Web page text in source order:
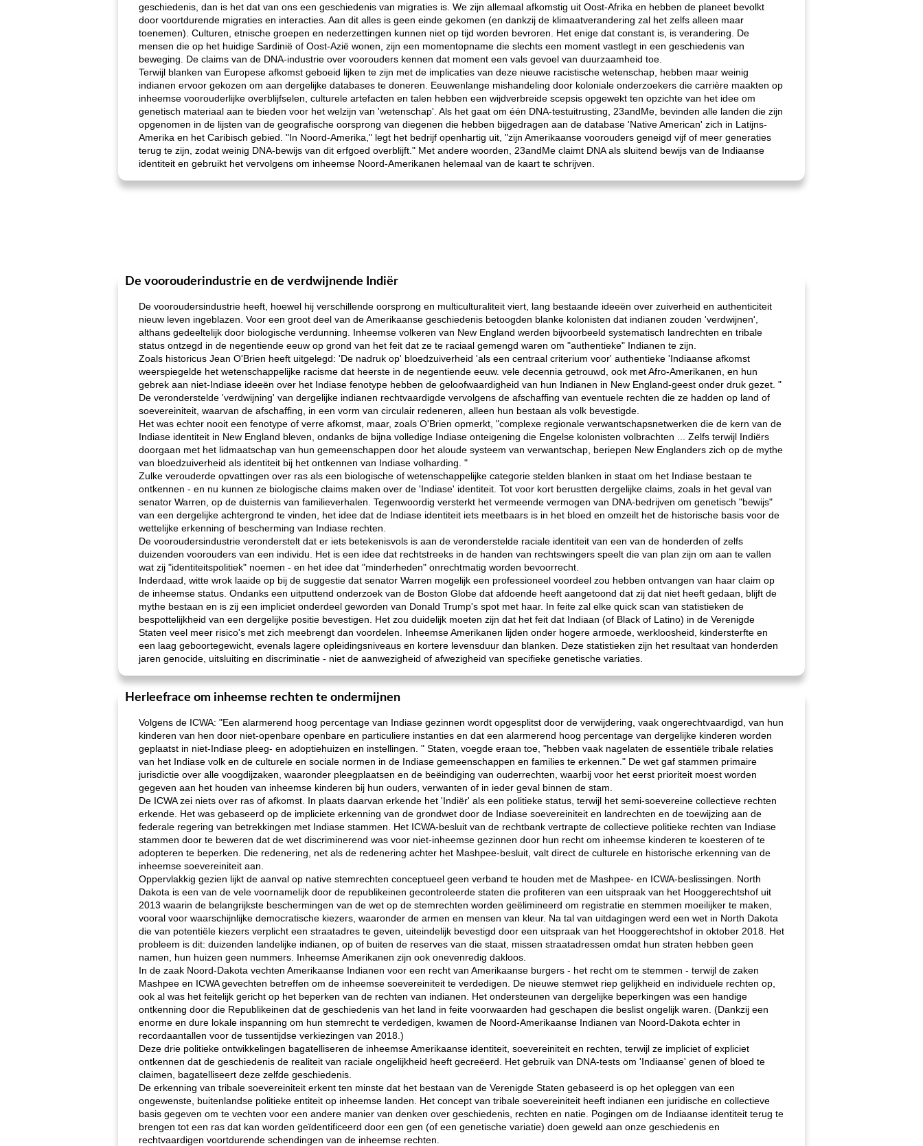
geschiedenis, dan is het dat van ons een geschiedenis van migraties is. We zijn allemaal afkomstig uit Oost-Afrika en hebben de planeet bevolkt
door voortdurende migraties en interacties. Aan dit alles is geen einde gekomen (en dankzij de klimaatverandering zal het zelfs alleen maar
toenemen). Culturen, etnische groepen en nederzettingen kunnen niet op tijd worden bevroren. Het enige dat constant is, is verandering. De
mensen die op het huidige Sardinië of Oost-Azië wonen, zijn een momentopname die slechts een moment vastlegt in een geschiedenis van
beweging. De claims van de DNA-industrie over voorouders kennen dat moment een vals gevoel van duurzaamheid toe.
Terwijl blanken van Europese afkomst geboeid lijken te zijn met de implicaties van deze nieuwe racistische wetenschap, hebben maar weinig
indianen ervoor gekozen om aan dergelijke databases te doneren. Eeuwenlange mishandeling door koloniale onderzoekers die carrière maakten op
inheemse voorouderlijke overblijfselen, culturele artefacten en talen hebben een wijdverbreide scepsis opgewekt ten opzichte van het idee om
genetisch materiaal aan te bieden voor het welzijn van 'wetenschap'. Als het gaat om één DNA-testuitrusting, 23andMe, bevinden alle landen die zijn
opgenomen in de lijsten van de geografische oorsprong van diegenen die hebben bijgedragen aan de database 'Native American' zich in Latijns-
Amerika en het Caribisch gebied. "In Noord-Amerika," legt het bedrijf openhartig uit, "zijn Amerikaanse voorouders geneigd vijf of meer generaties
terug te zijn, zodat weinig DNA-bewijs van dit erfgoed overblijft." Met andere woorden, 23andMe claimt DNA als sluitend bewijs van de Indiaanse
identiteit en gebruikt het vervolgens om inheemse Noord-Amerikanen helemaal van de kaart te schrijven.
De voorouderindustrie en de verdwijnende Indiër
De vooroudersindustrie heeft, hoewel hij verschillende oorsprong en multiculturaliteit viert, lang bestaande ideeën over zuiverheid en authenticiteit
nieuw leven ingeblazen. Voor een groot deel van de Amerikaanse geschiedenis betoogden blanke kolonisten dat indianen zouden 'verdwijnen',
althans gedeeltelijk door biologische verdunning. Inheemse volkeren van New England werden bijvoorbeeld systematisch landrechten en tribale
status ontzegd in de negentiende eeuw op grond van het feit dat ze te raciaal gemengd waren om "authentieke" Indianen te zijn.
Zoals historicus Jean O'Brien heeft uitgelegd: 'De nadruk op' bloedzuiverheid 'als een centraal criterium voor' authentieke 'Indiaanse afkomst
weerspiegelde het wetenschappelijke racisme dat heerste in de negentiende eeuw. vele decennia getrouwd, ook met Afro-Amerikanen, en hun
gebrek aan niet-Indiase ideeën over het Indiase fenotype hebben de geloofwaardigheid van hun Indianen in New England-geest onder druk gezet. "
De veronderstelde 'verdwijning' van dergelijke indianen rechtvaardigde vervolgens de afschaffing van eventuele rechten die ze hadden op land of
soevereiniteit, waarvan de afschaffing, in een vorm van circulair redeneren, alleen hun bestaan ​​als volk bevestigde.
Het was echter nooit een fenotype of verre afkomst, maar, zoals O'Brien opmerkt, "complexe regionale verwantschapsnetwerken die de kern van de
Indiase identiteit in New England bleven, ondanks de bijna volledige Indiase onteigening die Engelse kolonisten volbrachten ... Zelfs terwijl Indiërs
doorgaan met het lidmaatschap van hun gemeenschappen door het aloude systeem van verwantschap, beriepen New Englanders zich op de mythe
van bloedzuiverheid als identiteit bij het ontkennen van Indiase volharding. "
Zulke verouderde opvattingen over ras als een biologische of wetenschappelijke categorie stelden blanken in staat om het Indiase bestaan ​​te
ontkennen - en nu kunnen ze biologische claims maken over de 'Indiase' identiteit. Tot voor kort berustten dergelijke claims, zoals in het geval van
senator Warren, op de duisternis van familieverhalen. Tegenwoordig versterkt het vermeende vermogen van DNA-bedrijven om genetisch "bewijs"
van een dergelijke achtergrond te vinden, het idee dat de Indiase identiteit iets meetbaars is in het bloed en omzeilt het de historische basis voor de
wettelijke erkenning of bescherming van Indiase rechten.
De vooroudersindustrie veronderstelt dat er iets betekenisvols is aan de veronderstelde raciale identiteit van een van de honderden of zelfs
duizenden voorouders van een individu. Het is een idee dat rechtstreeks in de handen van rechtswingers speelt die van plan zijn om aan te vallen
wat zij "identiteitspolitiek" noemen - en het idee dat "minderheden" onrechtmatig worden bevoorrecht.
Inderdaad, witte wrok laaide op bij de suggestie dat senator Warren mogelijk een professioneel voordeel zou hebben ontvangen van haar claim op
de inheemse status. Ondanks een uitputtend onderzoek van de Boston Globe dat afdoende heeft aangetoond dat zij dat niet heeft gedaan, blijft de
mythe bestaan ​​en is zij een impliciet onderdeel geworden van Donald Trump's spot met haar. In feite zal elke quick scan van statistieken de
bespottelijkheid van een dergelijke positie bevestigen. Het zou duidelijk moeten zijn dat het feit dat Indiaan (of Black of Latino) in de Verenigde
Staten veel meer risico's met zich meebrengt dan voordelen. Inheemse Amerikanen lijden onder hogere armoede, werkloosheid, kindersterfte en
een laag geboortegewicht, evenals lagere opleidingsniveaus en kortere levensduur dan blanken. Deze statistieken zijn het resultaat van honderden
jaren genocide, uitsluiting en discriminatie - niet de aanwezigheid of afwezigheid van specifieke genetische variaties.
Herleefrace om inheemse rechten te ondermijnen
Volgens de ICWA: "Een alarmerend hoog percentage van Indiase gezinnen wordt opgesplitst door de verwijdering, vaak ongerechtvaardigd, van hun
kinderen van hen door niet-openbare openbare en particuliere instanties en dat een alarmerend hoog percentage van dergelijke kinderen worden
geplaatst in niet-Indiase pleeg- en adoptiehuizen en instellingen. " Staten, voegde eraan toe, "hebben vaak nagelaten de essentiële tribale relaties
van het Indiase volk en de culturele en sociale normen in de Indiase gemeenschappen en families te erkennen." De wet gaf stammen primaire
jurisdictie over alle voogdijzaken, waaronder pleegplaatsen en de beëindiging van ouderrechten, waarbij voor het eerst prioriteit moest worden
gegeven aan het houden van inheemse kinderen bij hun ouders, verwanten of in ieder geval binnen de stam.
De ICWA zei niets over ras of afkomst. In plaats daarvan erkende het 'Indiër' als een politieke status, terwijl het semi-soevereine collectieve rechten
erkende. Het was gebaseerd op de impliciete erkenning van de grondwet door de Indiase soevereiniteit en landrechten en de toewijzing aan de
federale regering van betrekkingen met Indiase stammen. Het ICWA-besluit van de rechtbank vertrapte de collectieve politieke rechten van Indiase
stammen door te beweren dat de wet discriminerend was voor niet-inheemse gezinnen door hun recht om inheemse kinderen te koesteren of te
adopteren te beperken. Die redenering, net als de redenering achter het Mashpee-besluit, valt direct de culturele en historische erkenning van de
inheemse soevereiniteit aan.
Oppervlakkig gezien lijkt de aanval op native stemrechten conceptueel geen verband te houden met de Mashpee- en ICWA-beslissingen. North
Dakota is een van de vele voornamelijk door de republikeinen gecontroleerde staten die profiteren van een uitspraak van het Hooggerechtshof uit
2013 waarin de belangrijkste beschermingen van de wet op de stemrechten worden geëlimineerd om registratie en stemmen moeilijker te maken,
vooral voor waarschijnlijke democratische kiezers, waaronder de armen en mensen van kleur. Na tal van uitdagingen werd een wet in North Dakota
die van potentiële kiezers verplicht een straatadres te geven, uiteindelijk bevestigd door een uitspraak van het Hooggerechtshof in oktober 2018. Het
probleem is dit: duizenden landelijke indianen, op of buiten de reserves van die staat, missen straatadressen omdat hun straten hebben geen
namen, hun huizen geen nummers. Inheemse Amerikanen zijn ook onevenredig dakloos.
In de zaak Noord-Dakota vechten Amerikaanse Indianen voor een recht van Amerikaanse burgers - het recht om te stemmen - terwijl de zaken
Mashpee en ICWA gevechten betreffen om de inheemse soevereiniteit te verdedigen. De nieuwe stemwet riep gelijkheid en individuele rechten op,
ook al was het feitelijk gericht op het beperken van de rechten van indianen. Het ondersteunen van dergelijke beperkingen was een handige
ontkenning door die Republikeinen dat de geschiedenis van het land in feite voorwaarden had geschapen die beslist ongelijk waren. (Dankzij een
enorme en dure lokale inspanning om hun stemrecht te verdedigen, kwamen de Noord-Amerikaanse Indianen van Noord-Dakota echter in
recordaantallen voor de tussentijdse verkiezingen van 2018.)
Deze drie politieke ontwikkelingen bagatelliseren de inheemse Amerikaanse identiteit, soevereiniteit en rechten, terwijl ze impliciet of expliciet
ontkennen dat de geschiedenis de realiteit van raciale ongelijkheid heeft gecreëerd. Het gebruik van DNA-tests om 'Indiaanse' genen of bloed te
claimen, bagatelliseert deze zelfde geschiedenis.
De erkenning van tribale soevereiniteit erkent ten minste dat het bestaan ​​van de Verenigde Staten gebaseerd is op het opleggen van een
ongewenste, buitenlandse politieke entiteit op inheemse landen. Het concept van tribale soevereiniteit heeft indianen een juridische en collectieve
basis gegeven om te vechten voor een andere manier van denken over geschiedenis, rechten en natie. Pogingen om de Indiaanse identiteit terug te
brengen tot een ras dat kan worden geïdentificeerd door een gen (of een genetische variatie) doen geweld aan onze geschiedenis en
rechtvaardigen voortdurende schendingen van de inheemse rechten.